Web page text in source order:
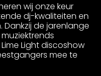
wij onze keur
dj-kwaliteiten en
Dankzij de jarenlange
Light discoshow
mee te